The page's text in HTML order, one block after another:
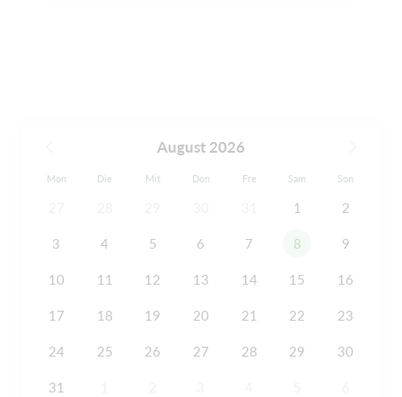
August 2026
Mon Die Mit Don Fre Sam Son
1 2
3 4 5 6 7 8 9
10 11 12 13 14 15 16
17 18 19 20 21 22 23
24 25 26 27 28 29 30
31